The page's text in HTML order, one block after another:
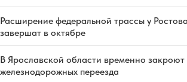
Расширение федеральной трассы у
завершат в октябре
В Ярославской области временно закроют
железнодорожных переезда